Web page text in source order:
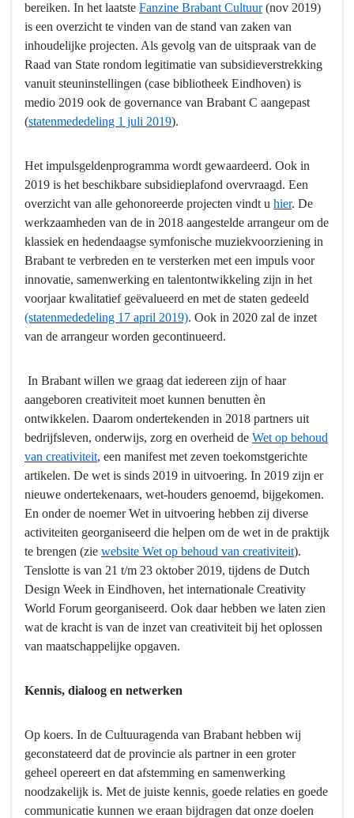
bereiken. In het laatste Fanzine Brabant Cultuur(nov 2019)
is een overzicht te vinden van de stand van zaken van
inhoudelijke projecten. Als gevolg van de uitspraak van de
Raad van State rondom legitimatie van subsidieverstrekking
vanuit steuninstellingen (case bibliotheek Eindhoven) is
medio 2019 ook de governance van Brabant C aangepast
(statenmededeling 1 juli 2019).
Het impulsgeldenprogramma wordt gewaardeerd. Ook in
2019 is het beschikbare subsidieplafond overvraagd. Een
overzicht van alle gehonoreerde projecten vindt u hier. De
werkzaamheden van de in 2018 aangestelde arrangeur om de
klassiek en hedendaagse symfonische muziekvoorziening in
Brabant te verbreden en te versterken met een impuls voor
innovatie, samenwerking en talentontwikkeling zijn in het
voorjaar kwalitatief geëvalueerd en met de staten gedeeld
(statenmededeling 17 april 2019). Ook in 2020 zal de inzet
van de arrangeur worden gecontinueerd.
In Brabant willen we graag dat iedereen zijn of haar
aangeboren creativiteit moet kunnen benutten èn
ontwikkelen. Daarom ondertekenden in 2018 partners uit
bedrijfsleven, onderwijs, zorg en overheid de Wet op behoud
van creativiteit, een manifest met zeven toekomstgerichte
artikelen. De wet is sinds 2019 in uitvoering. In 2019 zijn er
nieuwe ondertekenaars, wet-houders genoemd, bijgekomen.
En onder de noemer Wet in uitvoering hebben zij diverse
activiteiten georganiseerd die helpen om de wet in de praktijk
te brengen (zie website Wet op behoud van creativiteit).
Tenslotte is van 21 t/m 23 oktober 2019, tijdens de Dutch
Design Week in Eindhoven, het internationale Creativity
World Forum georganiseerd. Ook daar hebben we laten zien
wat de kracht is van de inzet van creativiteit bij het oplossen
van maatschappelijke opgaven.
Kennis, dialoog en netwerken
Op koers. In de Cultuuragenda van Brabant hebben wij
geconstateerd dat de provincie als partner in een groter
geheel opereert en dat afstemming en samenwerking
noodzakelijk is. Met de juiste kennis, goede relaties en goede
communicatie kunnen we eraan bijdragen dat onze doelen